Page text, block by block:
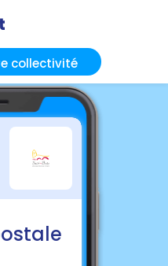
collectivité